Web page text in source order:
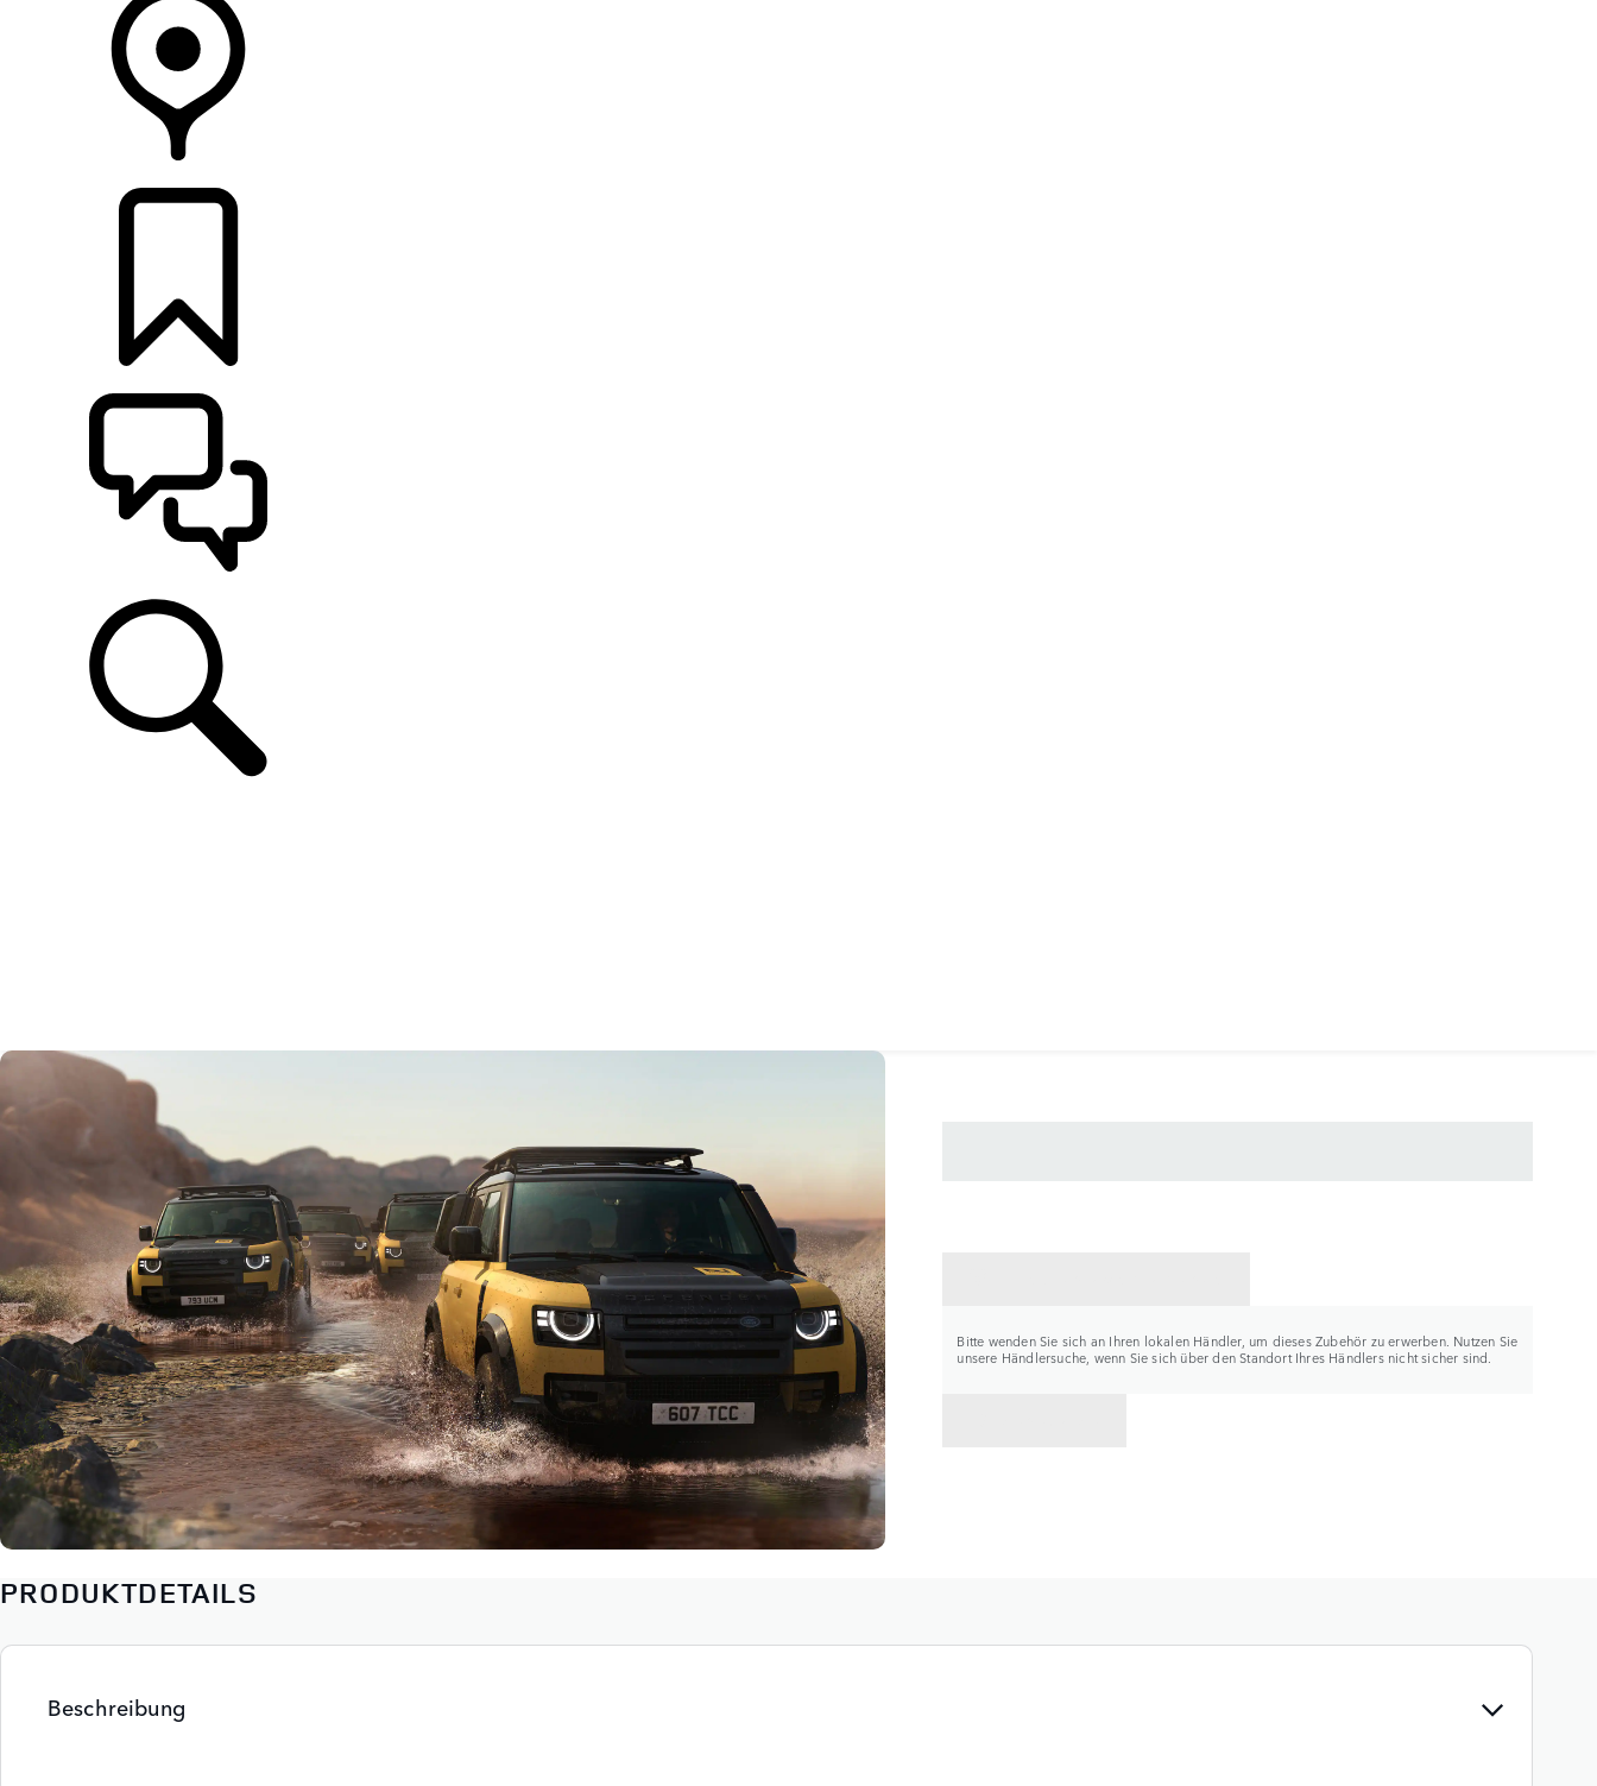
Bitte wenden Sie sich an Ihren lokalen Händler, um dieses Zubehör zu erwerben. Nutzen Sie
unsere Händlersuche, wenn Sie sich über den Standort Ihres Händlers nicht sicher sind.
PRODUKTDETAILS
Beschreibung